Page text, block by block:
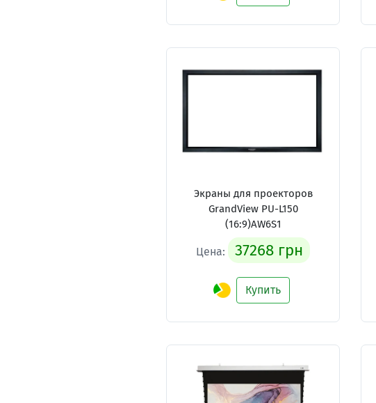
Экраны для проекторов
GrandView PU-L150
(16:9)AW6S1
Цена: 37268 грн
Купить